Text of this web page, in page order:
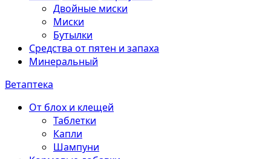
Двойные миски
Миски
Бутылки
Средства от пятен и запаха
Минеральный
Ветаптека
От блох и клещей
Таблетки
Капли
Шампуни